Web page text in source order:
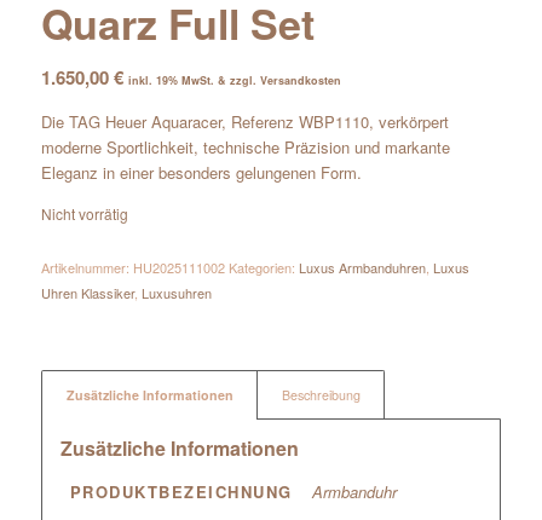
Quarz Full Set
1.650,00€ inkl. 19% MwSt. & zzgl. Versandkosten
Die TAG Heuer Aquaracer, Referenz WBP1110, verkörpert
moderne Sportlichkeit, technische Präzision und markante
Eleganz in einer besonders gelungenen Form.
Nicht vorrätig
Artikelnummer: HU2025111002 Kategorien: Luxus Armbanduhren, Luxus
Uhren Klassiker, Luxusuhren
Zusätzliche Informationen Beschreibung
Zusätzliche Informationen
PRODUKTBEZEICHNUNG
Armbanduhr